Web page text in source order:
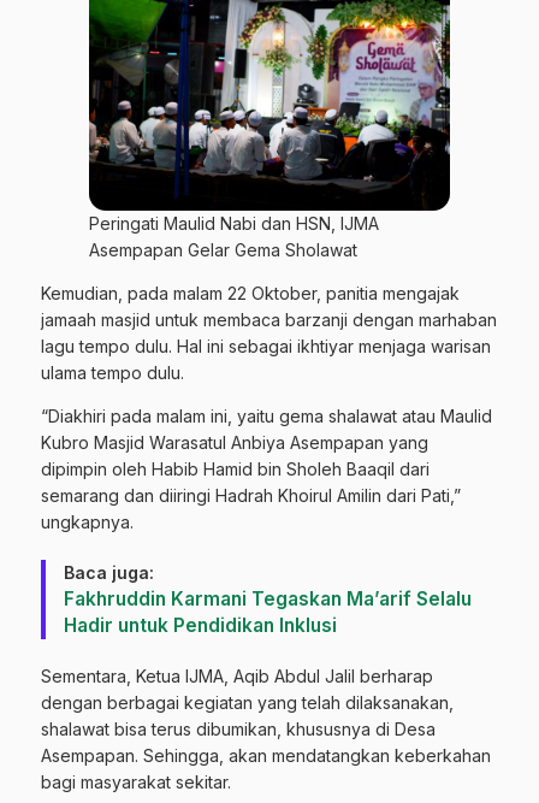
Peringati Maulid Nabi dan HSN, IJMA
Asempapan Gelar Gema Sholawat
Kemudian, pada malam 22 Oktober, panitia mengajak
jamaah masjid untuk membaca barzanji dengan marhaban
lagu tempo dulu. Hal ini sebagai ikhtiyar menjaga warisan
ulama tempo dulu.
“Diakhiri pada malam ini, yaitu gema shalawat atau Maulid
Kubro Masjid Warasatul Anbiya Asempapan yang
dipimpin oleh Habib Hamid bin Sholeh Baaqil dari
semarang dan diiringi Hadrah Khoirul Amilin dari Pati,”
ungkapnya.
Baca juga:
Fakhruddin Karmani Tegaskan Ma’arif Selalu
Hadir untuk Pendidikan Inklusi
Sementara, Ketua IJMA, Aqib Abdul Jalil berharap
dengan berbagai kegiatan yang telah dilaksanakan,
shalawat bisa terus dibumikan, khususnya di Desa
Asempapan. Sehingga, akan mendatangkan keberkahan
bagi masyarakat sekitar.